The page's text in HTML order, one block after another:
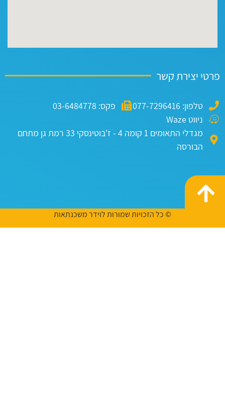
יצירת קשר
טלפון: 077-7296416
פקס: 03-6484778
ניווט Waze
מגדלי התאומים 1 קומה 4 - ז'בוטינסקי 33 רמת גן מתחם
הבורסה
© כל הזכויות שמורות לוידר משכנתאות